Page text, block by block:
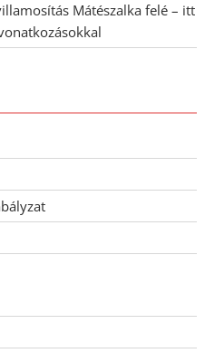
Mátészalka felé – itt